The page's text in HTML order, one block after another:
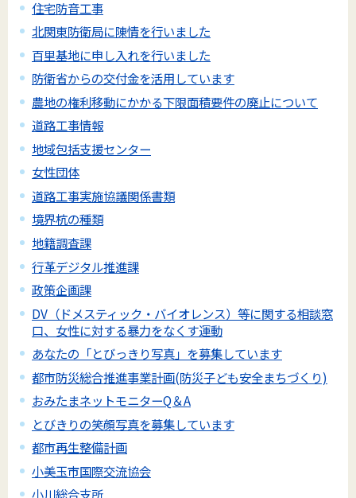
住宅防音工事
北関東防衛局に陳情を行いました
百里基地に申し入れを行いました
防衛省からの交付金を活用しています
農地の権利移動にかかる下限面積要件の廃止について
道路工事情報
地域包括支援センター
女性団体
道路工事実施協議関係書類
境界杭の種類
地籍調査課
行革デジタル推進課
政策企画課
DV（ドメスティック・バイオレンス）等に関する相談窓
口、女性に対する暴力をなくす運動
あなたの「とびっきり写真」を募集しています
都市防災総合推進事業計画(防災子ども安全まちづくり)
おみたまネットモニターQ＆A
とびきりの笑顔写真を募集しています
都市再生整備計画
小美玉市国際交流協会
小川総合支所